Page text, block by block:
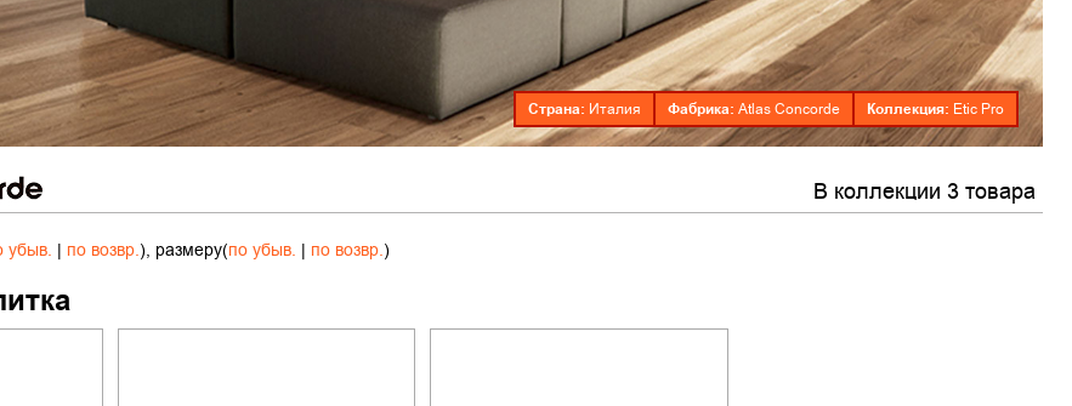
Страна: Италия Фабрика: Atlas Concorde Коллекция: Etic Pro
В коллекции 3 товара
убыв. | по возвр.), размеру(по убыв. | по возвр.)